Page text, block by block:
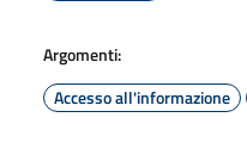
Argomenti:
Accesso all'informazione